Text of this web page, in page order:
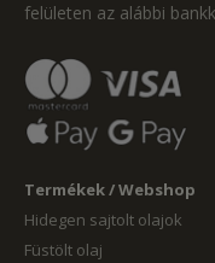
Termékek / Webshop
Hidegen sajtolt olajok
Füstölt olaj
felületen az alábbi